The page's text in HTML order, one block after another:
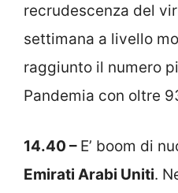
recrudescenza del
settimana a livello
raggiunto il numero
Pandemia con oltre
14.40 – E’ boom di
Emirati Arabi Uniti.